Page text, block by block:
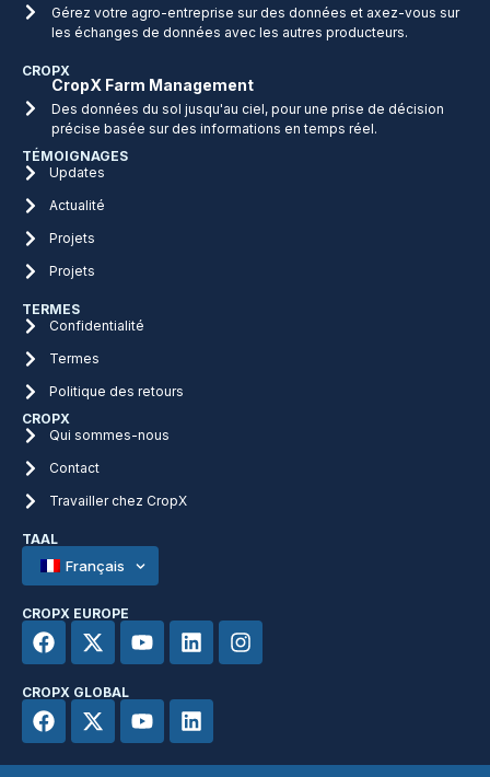
Gérez votre agro-entreprise sur des données et axez-vous sur
les échanges de données avec les autres producteurs.
CROPX
CropX Farm Management
Des données du sol jusqu'au ciel, pour une prise de décision
précise basée sur des informations en temps réel.
TÉMOIGNAGES
Updates
Actualité
Projets
Projets
TERMES
Confidentialité
Termes
Politique des retours
CROPX
Qui sommes-nous
Contact
Travailler chez CropX
TAAL
Français
CROPX EUROPE
CROPX GLOBAL